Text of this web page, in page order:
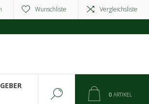
Wunschliste Vergleichsliste
0 ARTIKEL